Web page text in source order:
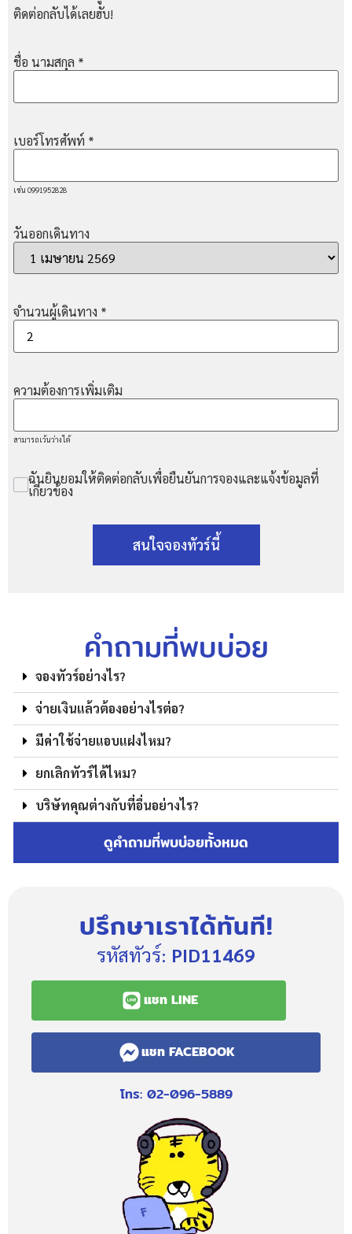
ติดต่อกลับได้เลยฮับ!
ชื่อ นามสกุล *
เบอร์โทรศัพท์ *
เช่น 0991952828
วันออกเดินทาง
จำนวนผู้เดินทาง *
ความต้องการเพิ่มเติม
สามารถเว้นว่างได้
ฉันยินยอมให้ติดต่อกลับเพื่อยืนยันการจองและแจ้งข้อมูลที่
เกี่ยวข้อง
สนใจจองทัวร์นี้
คำถามที่พบบ่อย
จองทัวร์อย่างไร?
จ่ายเงินแล้วต้องอย่างไรต่อ?
มีค่าใช้จ่ายแอบแฝงไหม?
ยกเลิกทัวร์ได้ไหม?
บริษัทคุณต่างกับที่อื่นอย่างไร?
ดูคำถามที่พบบ่อยทั้งหมด
ปรึกษาเราได้ทันที!
รหัสทัวร์: PID11469
แชท LINE
แชท FACEBOOK
โทร: 02-096-5889